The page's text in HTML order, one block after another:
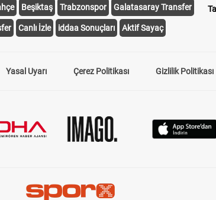
Beşiktaş Trabzonspor Galatasaray Transfer
Canlı İzle iddaa Sonuçları Aktif Sayaç
Yasal Uyarı Çerez Politikası Gizlilik Politikası